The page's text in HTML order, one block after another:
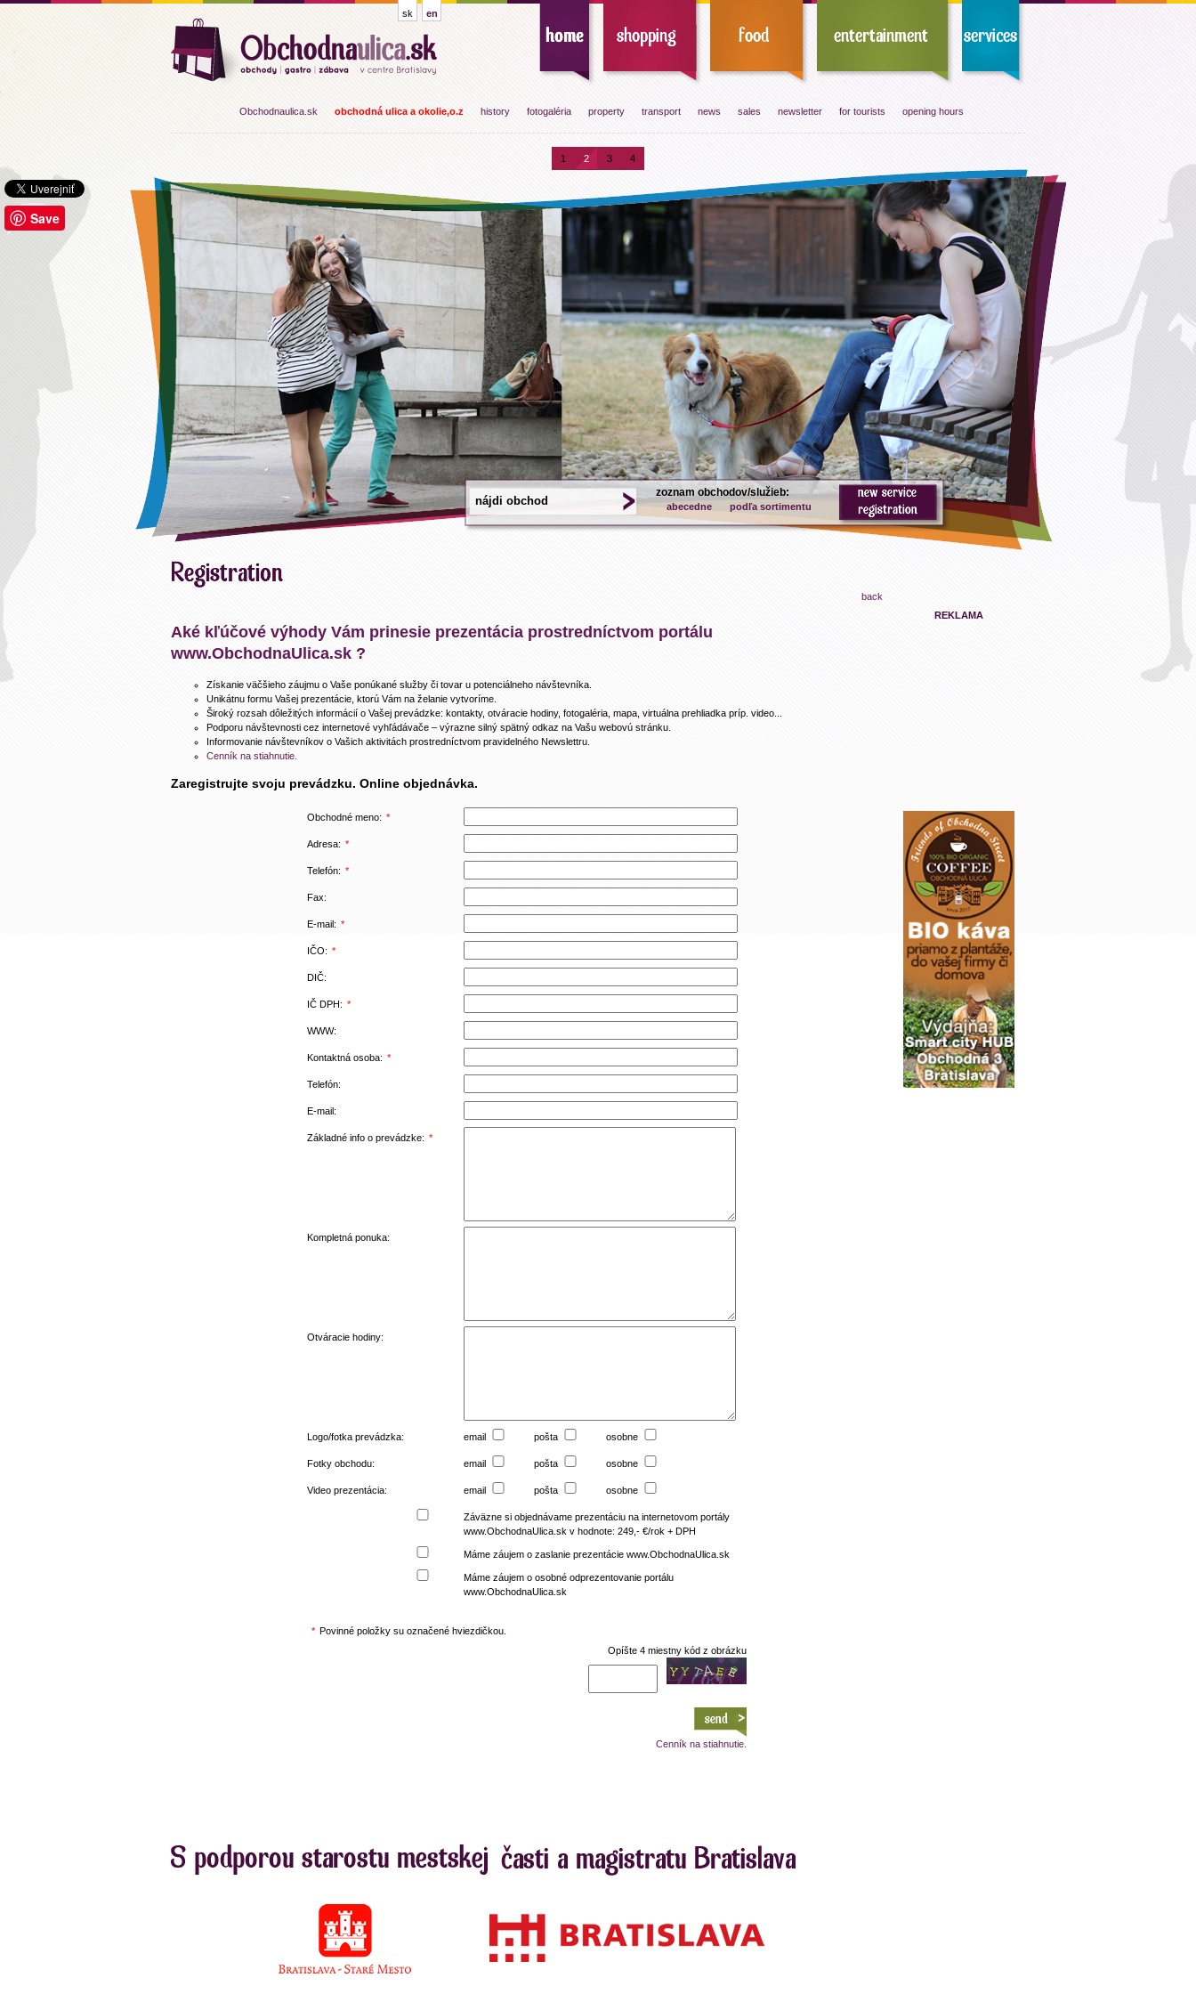
Save
sk en
Obchodnaulica.sk obchodná ulica a okolie,o.z history fotogaléria property transport news sales newsletter for tourists opening hours
1 2 3 4
zoznam obchodov/služieb:
abecedne podľa sortimentu
back
Aké kľúčové výhody Vám prinesie prezentácia prostredníctvom portálu
www.ObchodnaUlica.sk ?
Získanie väčšieho záujmu o Vaše ponúkané služby či tovar u potenciálneho návštevníka.
Unikátnu formu Vašej prezentácie, ktorú Vám na želanie vytvoríme.
Široký rozsah dôležitých informácií o Vašej prevádzke: kontakty, otváracie hodiny, fotogaléria, mapa, virtuálna prehliadka príp. video...
Podporu návštevnosti cez internetové vyhľádávače – výrazne silný spätný odkaz na Vašu webovú stránku.
Informovanie návštevníkov o Vašich aktivitách prostredníctvom pravidelného Newslettru.
Cenník na stiahnutie.
Zaregistrujte svoju prevádzku. Online objednávka.
Obchodné meno: *
Adresa: *
Telefón: *
Fax:
E-mail: *
IČO: *
DIČ:
IČ DPH: *
WWW:
Kontaktná osoba: *
Telefón:
E-mail:
Základné info o prevádzke: *
Kompletná ponuka:
Otváracie hodiny:
Logo/fotka prevádzka: email pošta osobne
Fotky obchodu: email pošta osobne
Video prezentácia: email pošta osobne
Záväzne si objednávame prezentáciu na internetovom portály
www.ObchodnaUlica.sk v hodnote: 249,- €/rok + DPH
Máme záujem o zaslanie prezentácie www.ObchodnaUlica.sk
Máme záujem o osobné odprezentovanie portálu
www.ObchodnaUlica.sk
* Povinné položky su označené hviezdičkou.
Opíšte 4 miestny kód z obrázku
Cenník na stiahnutie.
REKLAMA